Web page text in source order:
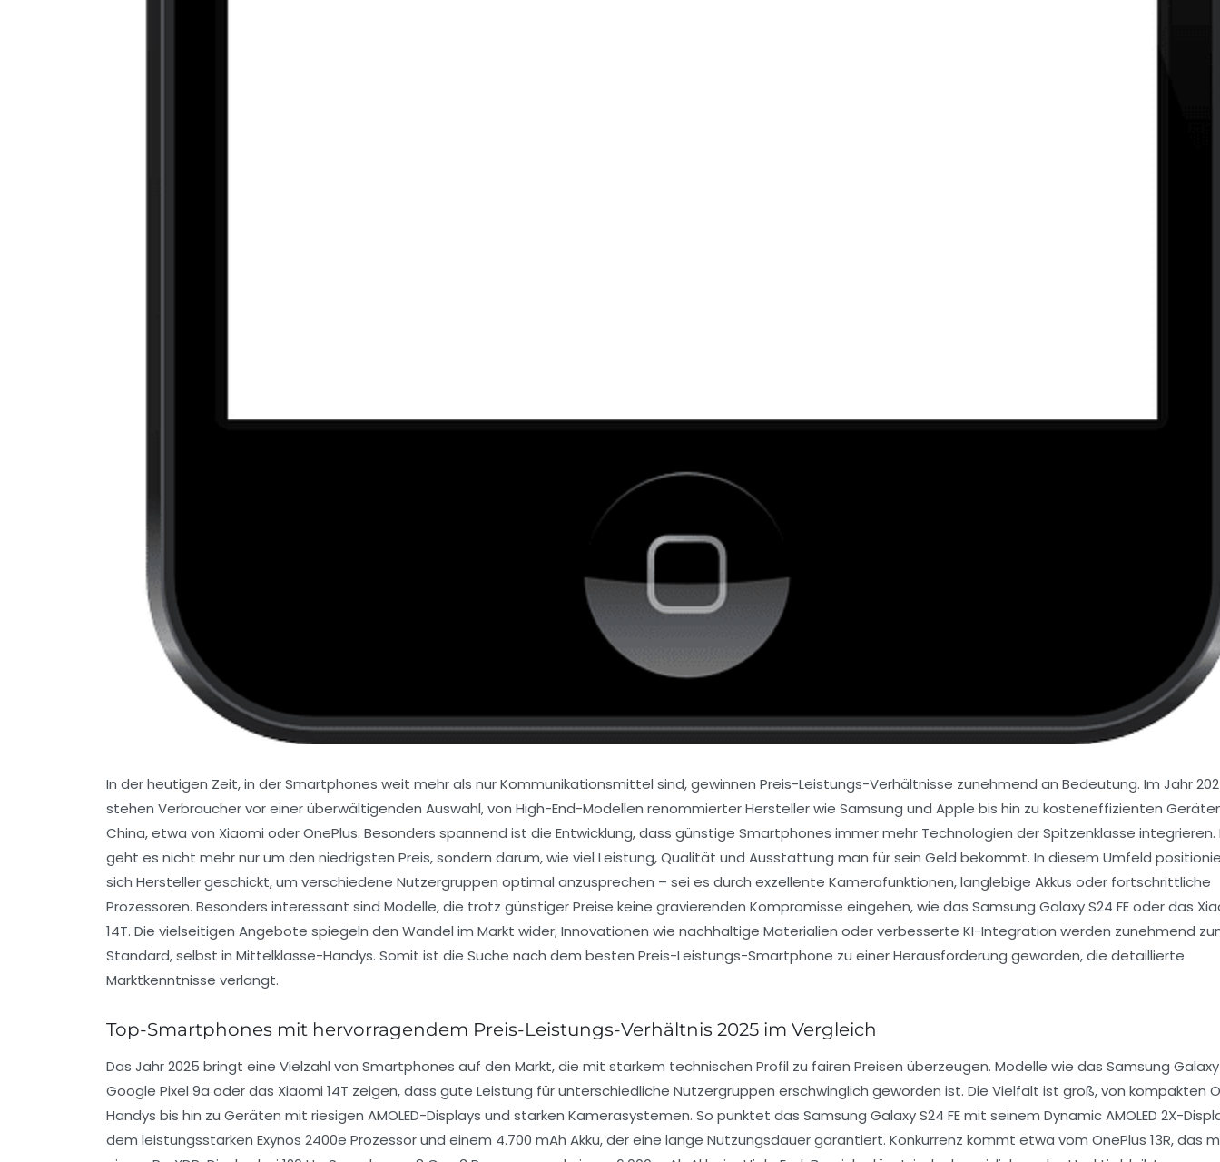
In der heutigen Zeit, in der Smartphones weit mehr als nur Kommunikationsmittel sind, gewinnen Preis-Leistungs-Verhältnisse zunehmend an Bedeutung. Im Jahr
stehen Verbraucher vor einer überwältigenden Auswahl, von High-End-Modellen renommierter Hersteller wie Samsung und Apple bis hin zu kosteneffizienten
China, etwa von Xiaomi oder OnePlus. Besonders spannend ist die Entwicklung, dass günstige Smartphones immer mehr Technologien der Spitzenklasse integrieren.
geht es nicht mehr nur um den niedrigsten Preis, sondern darum, wie viel Leistung, Qualität und Ausstattung man für sein Geld bekommt. In diesem Umfeld
sich Hersteller geschickt, um verschiedene Nutzergruppen optimal anzusprechen – sei es durch exzellente Kamerafunktionen, langlebige Akkus oder fortschrittliche
Prozessoren. Besonders interessant sind Modelle, die trotz günstiger Preise keine gravierenden Kompromisse eingehen, wie das Samsung Galaxy S24 FE oder das
14T. Die vielseitigen Angebote spiegeln den Wandel im Markt wider; Innovationen wie nachhaltige Materialien oder verbesserte KI-Integration werden zunehmend
Standard, selbst in Mittelklasse-Handys. Somit ist die Suche nach dem besten Preis-Leistungs-Smartphone zu einer Herausforderung geworden, die detaillierte
Marktkenntnisse verlangt.
Top-Smartphones mit hervorragendem Preis-Leistungs-Verhältnis 2025 im Vergleich
Das Jahr 2025 bringt eine Vielzahl von Smartphones auf den Markt, die mit starkem technischen Profil zu fairen Preisen überzeugen. Modelle wie das Samsung Galaxy
Google Pixel 9a oder das Xiaomi 14T zeigen, dass gute Leistung für unterschiedliche Nutzergruppen erschwinglich geworden ist. Die Vielfalt ist groß, von kompakten
Handys bis hin zu Geräten mit riesigen AMOLED-Displays und starken Kamerasystemen. So punktet das Samsung Galaxy S24 FE mit seinem Dynamic AMOLED 2X-
dem leistungsstarken Exynos 2400e Prozessor und einem 4.700 mAh Akku, der eine lange Nutzungsdauer garantiert. Konkurrenz kommt etwa vom OnePlus 13R, das